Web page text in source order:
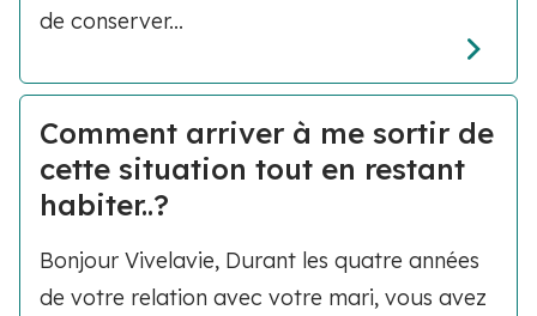
de conserver...
Comment arriver à me sortir de
cette situation tout en restant
habiter..?
Bonjour Vivelavie, Durant les quatre années
de votre relation avec votre mari, vous avez